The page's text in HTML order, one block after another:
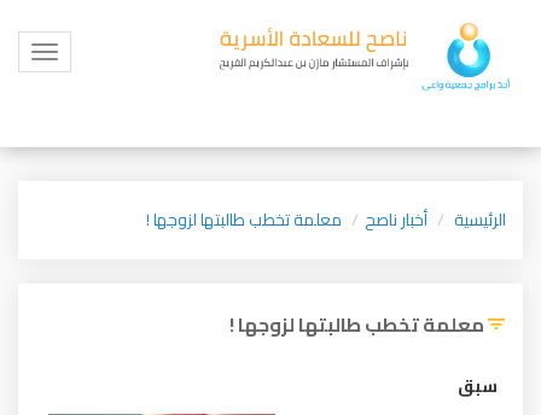
Toggle
الرئيسية أخبار ناصح معلمة تخطب طالبتها لزوجها !
معلمة تخطب طالبتها لزوجها !
سبق